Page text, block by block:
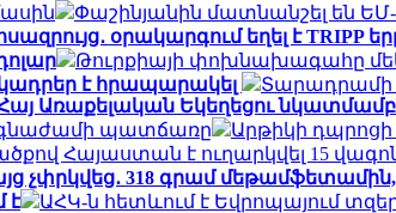
Փաշինյանին մատնանշել են
օրակարգում եղել է TRIPP
Թուրքիայի փոխնախագահը
է հրապարակել Տարադրամի
Առաքելական Եկեղեցու
ճգնաժամի պատճառը
Արթիկի
Հայաստան է ուղարկվել 15
չփրկվեց․ 318 գրամ
է
ԱՀԿ-ն հետևում է Եվրոպայում